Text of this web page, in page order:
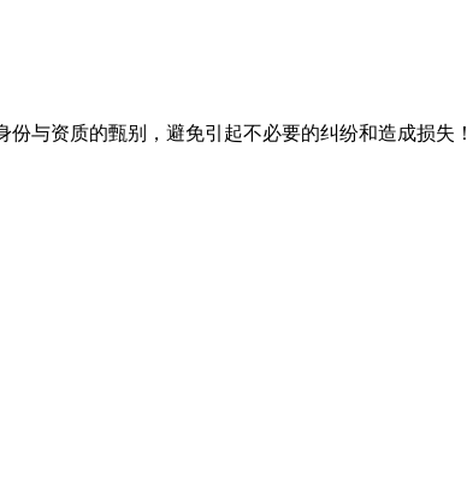
与资质的甄别，避免引起不必要的纠纷和造成损失！